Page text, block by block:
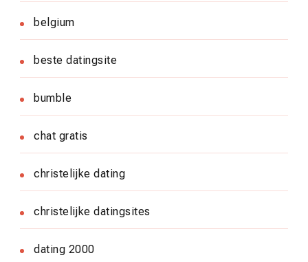
belgium
beste datingsite
bumble
chat gratis
christelijke dating
christelijke datingsites
dating 2000